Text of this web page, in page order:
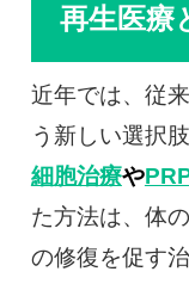
再生医療
近年では、従
う新しい選択
細胞治療や
た方法は、体
の修復を促す